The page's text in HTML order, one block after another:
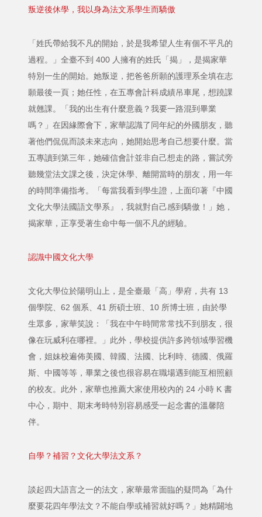
叛逆後休學，我以身為法文系學生而驕傲
「姓氏帶給我不凡的開始，於是我希望人生有個不平凡的
過程。」全臺不到 400 人擁有的姓氏「揭」，是揭家華
特別一生的開始。她叛逆，把爸爸所願的護理系全填在志
願最後一頁；她任性，在五專會計科成績吊車尾，想蹺課
就翹課。「我的出生有什麼意義？我要一路混到畢業
嗎？」在因緣際會下，家華認識了同年紀的外國朋友，聽
著他們侃侃而談未來志向，她開始思考自己想要什麼。當
五專讀到第三年，她確信會計並非自己想走的路，嘗試旁
聽幾堂法文課之後，決定休學、離開當時的朋友，用一年
的時間準備指考。「每當我看到學生證，上面印著『中國
文化大學法國語文學系』，我就對自己感到驕傲！」她，
揭家華，正享受著生命中每一個不凡的經驗。
認識中國文化大學
文化大學位於陽明山上，是全臺最「高」學府，共有 13
個學院、62 個系、41 所碩士班、10 所博士班，由於學
生眾多，家華笑說：「我在中午時間常常找不到朋友，很
像在玩威利在哪裡。」此外，學校提供許多跨領域學習機
會，姐妹校遍佈美國、韓國、法國、比利時、德國、俄羅
斯、中國等等，畢業之後也很容易在職場遇到能互相照顧
的校友。此外，家華也推薦大家使用校內的 24 小時 K 書
中心，期中、期末考時特別容易感受一起念書的溫馨陪
伴。
自學？補習？文化大學法文系？
談起四大語言之一的法文，家華最常面臨的疑問為「為什
麼要花四年學法文？不能自學或補習就好嗎？」她精闢地